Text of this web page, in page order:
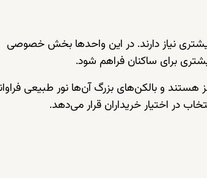
نیاز دارند. در این واحدها بخش خصوصی
برای ساکنان فراهم شود.
و بالکن‌های بزرگ آن‌ها نور طبیعی
در اختیار خریداران قرار می‌دهد.